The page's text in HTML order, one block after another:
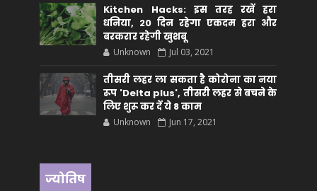
Kitchen Hacks: इस तरह रखें हरा
धनिया, 20 दिन रहेगा एकदम हरा और
बरकरार रहेगी खुशबू
Unknown Jul 03, 2021
तीसरी लहर ला सकता है कोरोना का नया
रूप 'Delta plus', तीसरी लहर से बचने के
लिए शुरू कर दें ये 8 काम
Unknown Jun 17, 2021
ज्योतिष